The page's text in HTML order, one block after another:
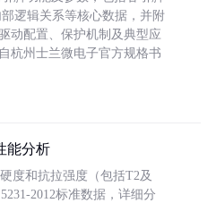
逻辑关系等核心数据，并附
动配置、保护机制及典型应
杭州士兰微电子官方规格书
能分析
度和抗拉强度（包括T2及
2012标准数据，详细分